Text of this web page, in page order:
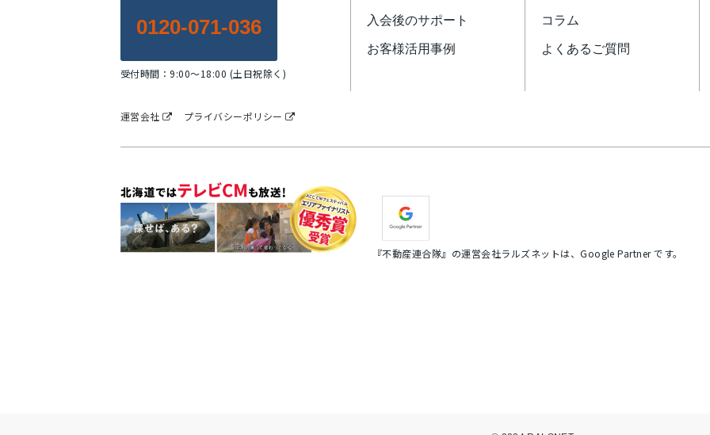
0120-071-036
受付時間：9:00～18:00 (土日祝除く)
入会後のサポート
お客様活用事例
コラム
よくあるご質問
運営会社 プライバシーポリシー
『不動産連合隊』の運営会社ラルズネットは、Google Partner です。